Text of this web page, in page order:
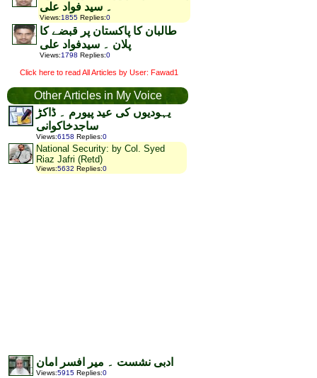
۔ سید فواد علی
Views:1855 Replies:0
طالبان کا پاکستان پر قبضے کا
پلان ۔ سیدفواد علی
Views:1798 Replies:0
Click here to read All Articles by User: Fawad1
Other Articles in My Voice
یہودیوں کی عید پیورم ۔ ڈاکڑ
ساجدخاکوانی
Views:6158 Replies:0
National Security: by Col. Syed
Riaz Jafri (Retd)
Views:5632 Replies:0
ادبی نشست ۔ میر افسر امان
Views:5915 Replies:0